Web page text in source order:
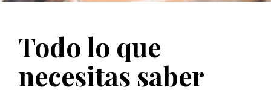
Todo lo que
necesitas saber